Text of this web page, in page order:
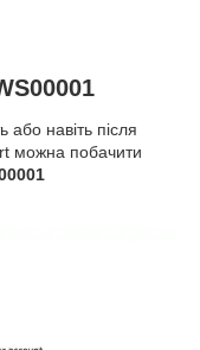
або навіть після
можна побачити